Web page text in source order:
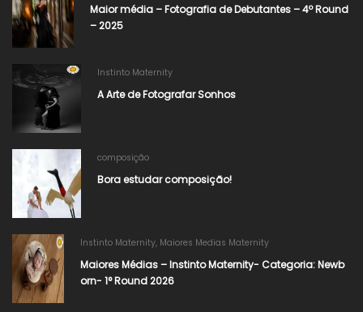
Maior média – Fotografia de Debutantes – 4º Round
– 2025
Instinto Maternity
A Arte de Fotografar Sonhos
composição
Bora estudar composição!
Instinto Maternity, Maiores Medias Maternity
Maiores Médias – Instinto Maternity- Categoria: Newb
orn- 1° Round 2026